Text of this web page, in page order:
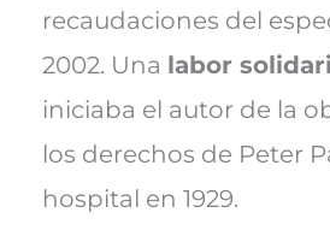
recaudaciones del
2002. Una labor
iniciaba el autor de la
los derechos de Peter
hospital en 1929.